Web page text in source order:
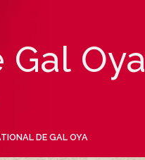
Oya
DE GAL OYA